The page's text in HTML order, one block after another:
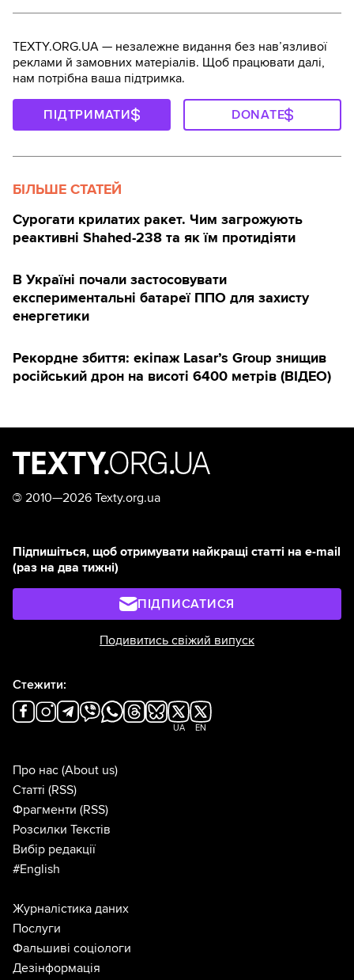
TEXTY.ORG.UA — незалежне видання без навʼязливої
реклами й замовних матеріалів. Щоб працювати далі,
нам потрібна ваша підтримка.
ПІДТРИМАТИ DONATE
БІЛЬШЕ СТАТЕЙ
Сурогати крилатих ракет. Чим загрожують
реактивні Shahed-238 та як їм протидіяти
В Україні почали застосовувати
експериментальні батареї ППО для захисту
енергетики
Рекордне збиття: екіпаж Lasar’s Group знищив
російський дрон на висоті 6400 метрів (ВІДЕО)
© 2010—2026 Texty.org.ua
Підпишіться, щоб отримувати найкращі статті на e-mail
(раз на два тижні)
ПІДПИСАТИСЯ
Подивитись свіжий випуск
Стежити:
UA EN
Про нас (About us)
Статті (RSS)
Фрагменти (RSS)
Розсилки Текстів
Вибір редакції
#English
Журналістика даних
Послуги
Фальшиві соціологи
Дезінформація